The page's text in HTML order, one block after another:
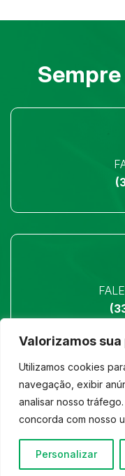
Valorizamos
Utilizamos cookies
navegação, exibir
analisar nosso
concorda com nosso
Personalizar